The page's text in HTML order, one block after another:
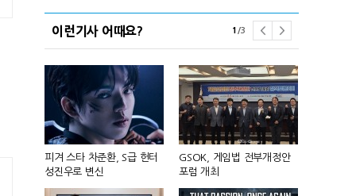
이런기사 어때요? 1 /3
피겨 스타 차준환, S급 헌터
성진우로 변신
GSOK, 게임법 전부개정안
포럼 개최